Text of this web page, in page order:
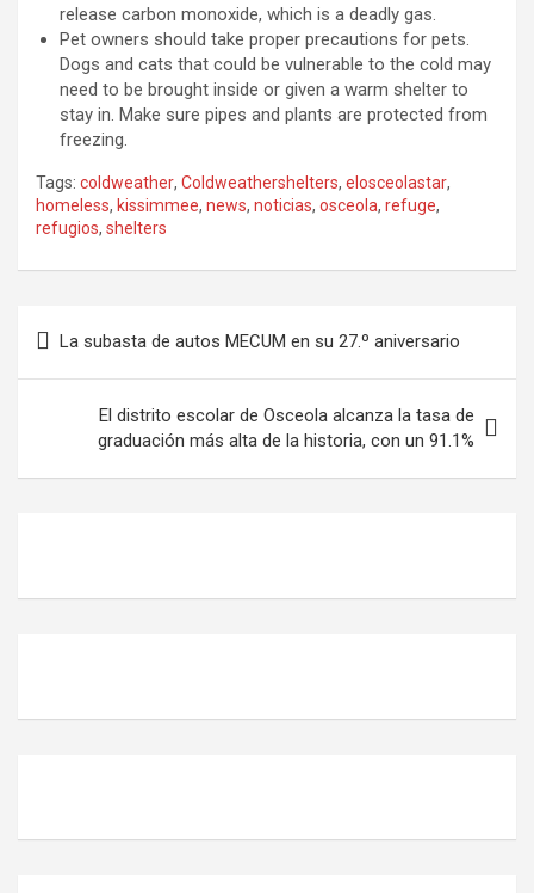
release carbon monoxide, which is a deadly gas.
Pet owners should take proper precautions for pets.
Dogs and cats that could be vulnerable to the cold may
need to be brought inside or given a warm shelter to
stay in. Make sure pipes and plants are protected from
freezing.
Tags: coldweather, Coldweathershelters, elosceolastar,
homeless, kissimmee, news, noticias, osceola, refuge,
refugios, shelters
La subasta de autos MECUM en su 27.º aniversario
El distrito escolar de Osceola alcanza la tasa de
graduación más alta de la historia, con un 91.1%